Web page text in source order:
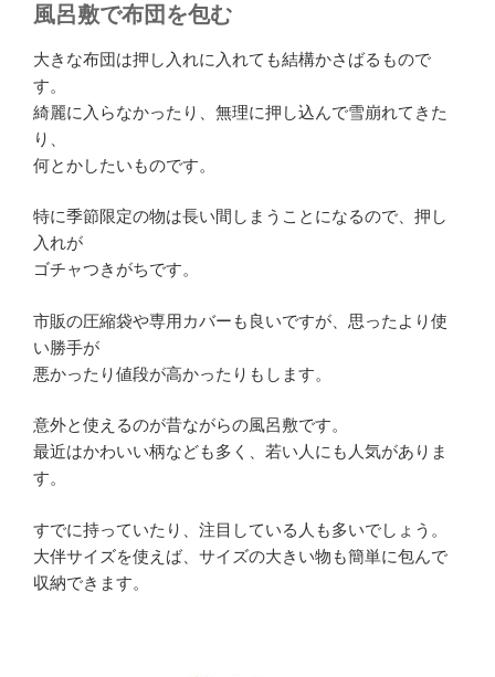
風呂敷で布団を包む
大きな布団は押し入れに入れても結構かさばるもので
す。
綺麗に入らなかったり、無理に押し込んで雪崩れてきた
り、
何とかしたいものです。
特に季節限定の物は長い間しまうことになるので、押し
入れが
ゴチャつきがちです。
市販の圧縮袋や専用カバーも良いですが、思ったより使
い勝手が
悪かったり値段が高かったりもします。
意外と使えるのが昔ながらの風呂敷です。
最近はかわいい柄なども多く、若い人にも人気がありま
す。
すでに持っていたり、注目している人も多いでしょう。
大伴サイズを使えば、サイズの大きい物も簡単に包んで
収納できます。